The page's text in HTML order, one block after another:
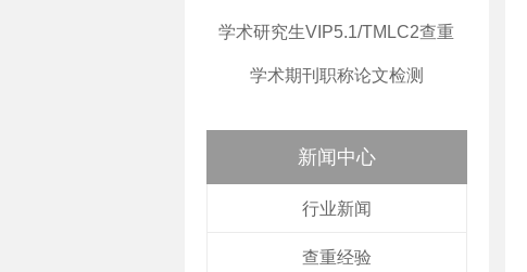
学术研究生VIP5.1/TMLC2查重
学术期刊职称论文检测
新闻中心
行业新闻
查重经验